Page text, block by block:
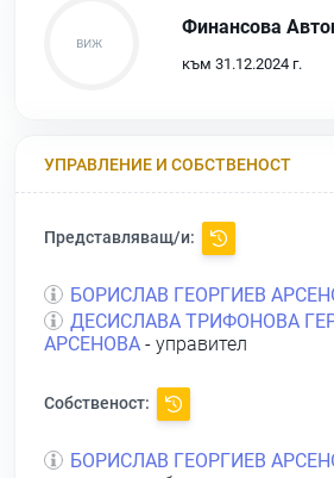
Финансова
към 31.12.2024 г.
УПРАВЛЕНИЕ И СОБСТВЕНОСТ
Представляващ/и:
БОРИСЛАВ ГЕОРГИЕВ
ДЕСИСЛАВА ТРИФОНОВА
АРСЕНОВА - управител
Собственост:
БОРИСЛАВ ГЕОРГИЕВ